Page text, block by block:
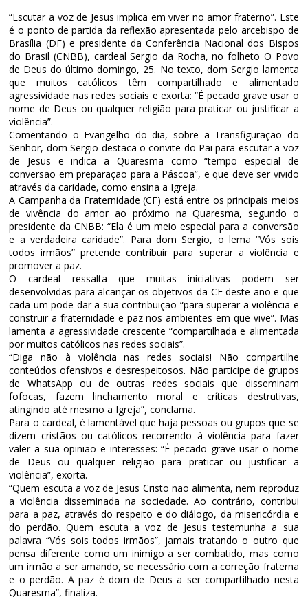
“Escutar a voz de Jesus implica em viver no amor fraterno”. Este
é o ponto de partida da reflexão apresentada pelo arcebispo de
Brasília (DF) e presidente da Conferência Nacional dos Bispos
do Brasil (CNBB), cardeal Sergio da Rocha, no folheto O Povo
de Deus do último domingo, 25. No texto, dom Sergio lamenta
que muitos católicos têm compartilhado e alimentado
agressividade nas redes sociais e exorta: “É pecado grave usar o
nome de Deus ou qualquer religião para praticar ou justificar a
violência”.
Comentando o Evangelho do dia, sobre a Transfiguração do
Senhor, dom Sergio destaca o convite do Pai para escutar a voz
de Jesus e indica a Quaresma como “tempo especial de
conversão em preparação para a Páscoa”, e que deve ser vivido
através da caridade, como ensina a Igreja.
A Campanha da Fraternidade (CF) está entre os principais meios
de vivência do amor ao próximo na Quaresma, segundo o
presidente da CNBB: “Ela é um meio especial para a conversão
e a verdadeira caridade”. Para dom Sergio, o lema “Vós sois
todos irmãos” pretende contribuir para superar a violência e
promover a paz.
O cardeal ressalta que muitas iniciativas podem ser
desenvolvidas para alcançar os objetivos da CF deste ano e que
cada um pode dar a sua contribuição “para superar a violência e
construir a fraternidade e paz nos ambientes em que vive”. Mas
lamenta a agressividade crescente “compartilhada e alimentada
por muitos católicos nas redes sociais”.
“Diga não à violência nas redes sociais! Não compartilhe
conteúdos ofensivos e desrespeitosos. Não participe de grupos
de WhatsApp ou de outras redes sociais que disseminam
fofocas, fazem linchamento moral e críticas destrutivas,
atingindo até mesmo a Igreja”, conclama.
Para o cardeal, é lamentável que haja pessoas ou grupos que se
dizem cristãos ou católicos recorrendo à violência para fazer
valer a sua opinião e interesses: “É pecado grave usar o nome
de Deus ou qualquer religião para praticar ou justificar a
violência”, exorta.
“Quem escuta a voz de Jesus Cristo não alimenta, nem reproduz
a violência disseminada na sociedade. Ao contrário, contribui
para a paz, através do respeito e do diálogo, da misericórdia e
do perdão. Quem escuta a voz de Jesus testemunha a sua
palavra “Vós sois todos irmãos”, jamais tratando o outro que
pensa diferente como um inimigo a ser combatido, mas como
um irmão a ser amando, se necessário com a correção fraterna
e o perdão. A paz é dom de Deus a ser compartilhado nesta
Quaresma”, finaliza.